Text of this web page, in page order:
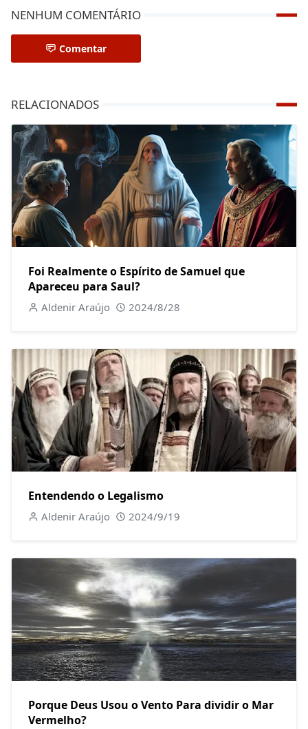
NENHUM COMENTÁRIO
Comentar
RELACIONADOS
Foi Realmente o Espírito de Samuel que
Apareceu para Saul?
Aldenir Araújo 2024/8/28
Entendendo o Legalismo
Aldenir Araújo 2024/9/19
Porque Deus Usou o Vento Para dividir o Mar
Vermelho?